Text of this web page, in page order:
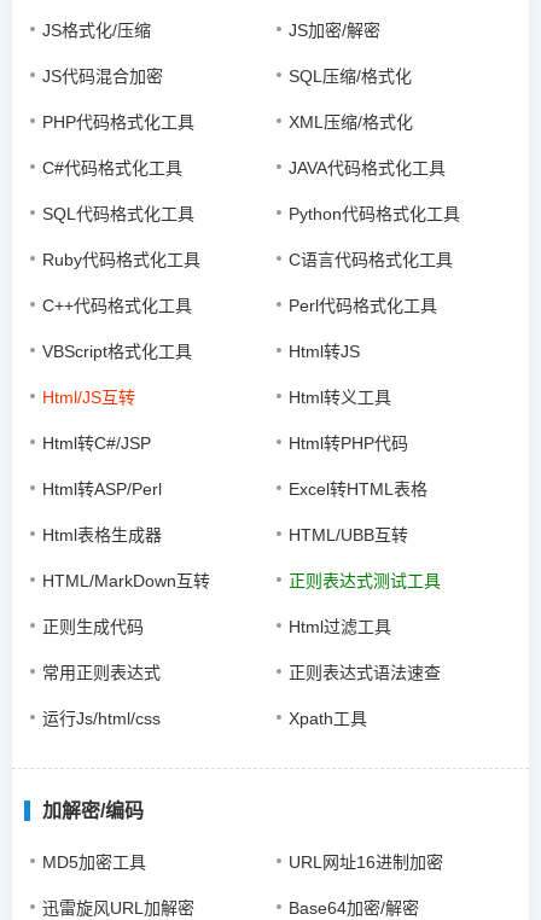
JS格式化/压缩 JS加密/解密
JS代码混合加密 SQL压缩/格式化
PHP代码格式化工具 XML压缩/格式化
C#代码格式化工具 JAVA代码格式化工具
SQL代码格式化工具 Python代码格式化工具
Ruby代码格式化工具 C语言代码格式化工具
C++代码格式化工具 Perl代码格式化工具
VBScript格式化工具 Html转JS
Html/JS互转 Html转义工具
Html转C#/JSP Html转PHP代码
Html转ASP/Perl Excel转HTML表格
Html表格生成器 HTML/UBB互转
HTML/MarkDown互转 正则表达式测试工具
正则生成代码 Html过滤工具
常用正则表达式 正则表达式语法速查
运行Js/html/css Xpath工具
加解密/编码
MD5加密工具 URL网址16进制加密
迅雷旋风URL加解密 Base64加密/解密